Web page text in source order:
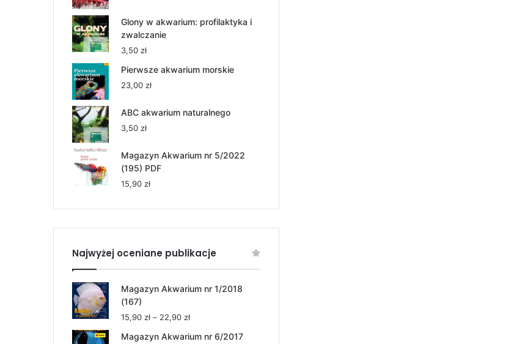
od
Glony w akwarium: profilaktyka i
zwalczanie
3,50 zł
Pierwsze akwarium morskie
23,00 zł
ABC akwarium naturalnego
3,50 zł
Magazyn Akwarium nr 5/2022
(195) PDF
15,90 zł
Najwyżej oceniane publikacje
Magazyn Akwarium nr 1/2018
(167)
15,90 zł – 22,90 złZakres
Magazyn Akwarium nr 6/2017